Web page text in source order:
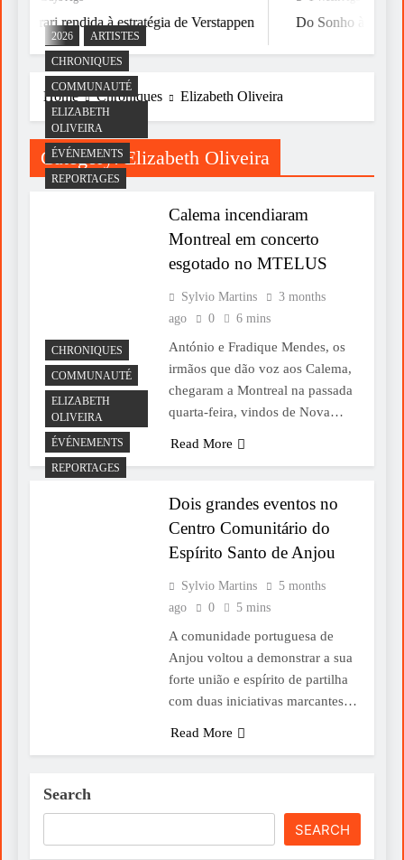
Ferrari rendida à estratégia de Verstappen Do Sonho à Vitória
Home Chroniques Elizabeth Oliveira
Category:Elizabeth Oliveira
2026
ARTISTES
CHRONIQUES
COMMUNAUTÉ
ELIZABETH
OLIVEIRA
ÉVÉNEMENTS
REPORTAGES
Calema incendiaram
Montreal em concerto
esgotado no MTELUS
Sylvio Martins
3 months
ago
0 6 mins
António e Fradique Mendes, os
irmãos que dão voz aos Calema,
chegaram a Montreal na passada
quarta-feira, vindos de Nova…
Read More
CHRONIQUES
COMMUNAUTÉ
ELIZABETH
OLIVEIRA
ÉVÉNEMENTS
REPORTAGES
Dois grandes eventos no
Centro Comunitário do
Espírito Santo de Anjou
Sylvio Martins
5 months
ago
0 5 mins
A comunidade portuguesa de
Anjou voltou a demonstrar a sua
forte união e espírito de partilha
com duas iniciativas marcantes…
Read More
Search
SEARCH